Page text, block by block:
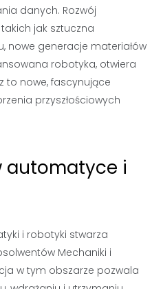
danych. Rozwój
jak sztuczna
nowe generacje materiałów
robotyka, otwiera
to nowe, fascynujące
przyszłościowych
automatyce i
i robotyki stwarza
Mechaniki i
w tym obszarze pozwala